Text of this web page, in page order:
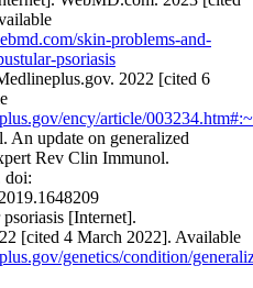
skin-problems-and-
psoriasis
2022 [cited 6
ency/article/
An update on generalized
Rev Clin Immunol.
doi:
[Internet].
[cited 4 March 2022]. Available
genetics/condition/